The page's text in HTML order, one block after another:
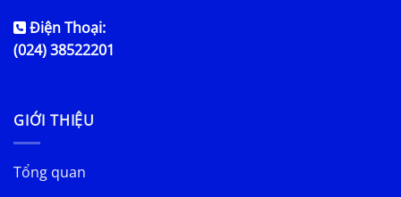
Điện Thoại:
(024) 38522201
GIỚI THIỆU
Tổng quan